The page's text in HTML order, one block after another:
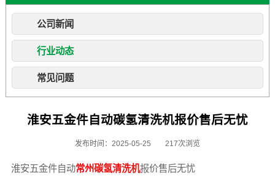
公司新闻
行业动态
常见问题
淮安五金件自动碳氢清洗机报价售后无忧
发布时间：2025-05-25 217次浏览
淮安五金件自动常州碳氢清洗机报价售后无忧